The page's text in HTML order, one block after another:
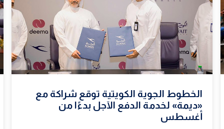
الخطوط الجوية الكويتية توقع شراكة مع
«ديمة» لخدمة الدفع الآجل بدءًا من
أغسطس